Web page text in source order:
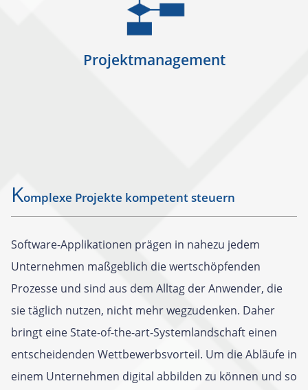
Projektmanagement
Komplexe Projekte kompetent steuern
Software-Applikationen prägen in nahezu jedem
Unternehmen maßgeblich die wertschöpfenden
Prozesse und sind aus dem Alltag der Anwender, die
sie täglich nutzen, nicht mehr wegzudenken. Daher
bringt eine State-of-the-art-Systemlandschaft einen
entscheidenden Wettbewerbsvorteil. Um die Abläufe in
einem Unternehmen digital abbilden zu können und so